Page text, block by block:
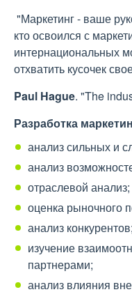
"Маркетинг - ваше
кто освоился с
интернациональных
отхватить кусочек
Paul Hague. "The
Разработка
анализ сильных и
анализ
отраслевой анализ;
оценка рыночного
анализ конкурентов;
изучение
партнерами;
анализ влияния